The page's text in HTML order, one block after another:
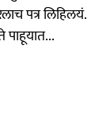
पत्र लिहिलयं.